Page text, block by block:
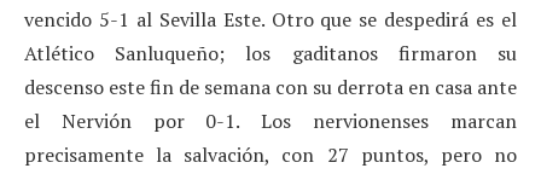
vencido 5-1 al Sevilla Este. Otro que se despedirá es el
Atlético Sanluqueño; los gaditanos firmaron su
descenso este fin de semana con su derrota en casa ante
el Nervión por 0-1. Los nervionenses marcan
precisamente la salvación, con 27 puntos, pero no